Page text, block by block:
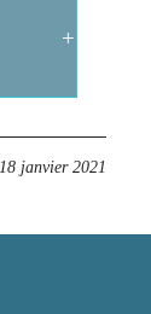
18 janvier 2021